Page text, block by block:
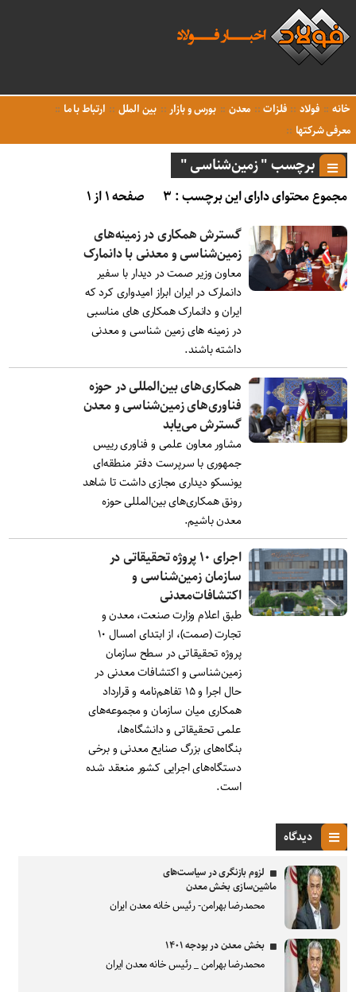
خانه فولاد فلزات معدن بورس و بازار بین الملل
ارتباط با ما
معرفی شرکتها
برچسب " زمین‌شناسی "
مجموع محتوای دارای این برچسب : ۳
صفحه ۱ از ۱
گسترش همکاری در زمینه‌های
زمین‌شناسی و معدنی با دانمارک
معاون وزیر صمت در دیدار با سفیر
دانمارک در ایران ابراز امیدواری کرد که
ایران و دانمارک همکاری های مناسبی
در زمینه های زمین شناسی و معدنی
داشته باشند.
همکاری‌های بین‌المللی در حوزه
فناوری‌های زمین‌شناسی و معدن
گسترش می‌یابد
مشاور معاون علمی و فناوری رییس
جمهوری با سرپرست دفتر منطقه‌ای
یونسکو دیداری مجازی داشت تا شاهد
رونق همکاری‌های بین‌المللی حوزه
معدن باشیم.
اجرای ۱۰ پروژه تحقیقاتی در
سازمان زمین‌شناسی و
اکتشافات‌معدنی
طبق اعلام وزارت صنعت، معدن و
تجارت (صمت)، از ابتدای امسال ۱۰
پروژه تحقیقاتی در سطح سازمان
زمین‌شناسی و اکتشافات معدنی در
حال اجرا و ۱۵ تفاهم‌نامه و قرارداد
همکاری میان سازمان و مجموعه‌های
علمی تحقیقاتی و دانشگاه‌ها،
بنگاه‌های بزرگ صنایع معدنی و برخی
دستگاه‌های اجرایی کشور منعقد شده
است.
دیدگاه
لزوم بازنگری در سیاست‌های
ماشین‌سازی بخش معدن
محمدرضا بهرامن- رئیس خانه معدن ایران
بخش معدن در بودجه ۱۴۰۱
محمدرضا بهرامن _ رئیس خانه معدن ایران